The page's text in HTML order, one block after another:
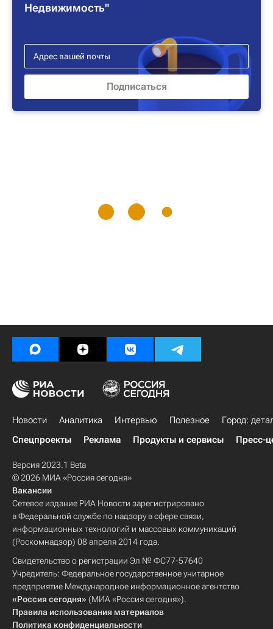
Недвижимость"
Новости Аналитика Интервью Полезное
Город:
Спецпроекты
Реклама Продукты и сервисы Пресс-
Версия 2023.1 Beta
© 2026 МИА «Россия сегодня»
Вакансии
Сетевое издание РИА Новости зарегистрировано
в Федеральной службе по надзору в сфере связи,
информационных технологий и массовых коммуникаций
(Роскомнадзор) 08 апреля 2014 года.
Свидетельство о регистрации Эл № ФС77-57640
Учредитель: Федеральное государственное унитарное
предприятие Международное информационное агентство
«Россия сегодня» (МИА «Россия сегодня»).
Правила использования материалов
Политика конфиденциальности